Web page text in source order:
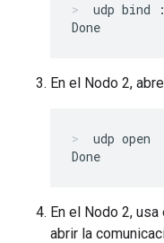
udp bind
En el Nodo 2,
udp open
En el Nodo 2,
abrir la